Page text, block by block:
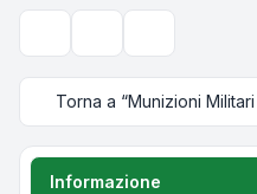
Opzioni di
Torna a “Munizioni
Informazione